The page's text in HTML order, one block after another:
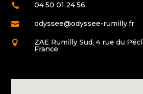
 04 50 01 24 56
 odyssee@odyssee-rumilly.fr
 ZAE Rumilly Sud, 4 rue du
France